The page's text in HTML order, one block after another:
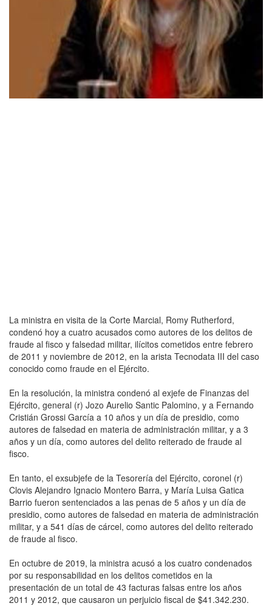
La ministra en visita de la Corte Marcial, Romy Rutherford,
condenó hoy a cuatro acusados como autores de los delitos de
fraude al fisco y falsedad militar, ilícitos cometidos entre febrero
de 2011 y noviembre de 2012, en la arista Tecnodata III del caso
conocido como fraude en el Ejército.
En la resolución, la ministra condenó al exjefe de Finanzas del
Ejército, general (r) Jozo Aurelio Santic Palomino, y a Fernando
Cristián Grossi García a 10 años y un día de presidio, como
autores de falsedad en materia de administración militar, y a 3
años y un día, como autores del delito reiterado de fraude al
fisco.
En tanto, el exsubjefe de la Tesorería del Ejército, coronel (r)
Clovis Alejandro Ignacio Montero Barra, y María Luisa Gatica
Barrio fueron sentenciados a las penas de 5 años y un día de
presidio, como autores de falsedad en materia de administración
militar, y a 541 días de cárcel, como autores del delito reiterado
de fraude al fisco.
En octubre de 2019, la ministra acusó a los cuatro condenados
por su responsabilidad en los delitos cometidos en la
presentación de un total de 43 facturas falsas entre los años
2011 y 2012, que causaron un perjuicio fiscal de $41.342.230.